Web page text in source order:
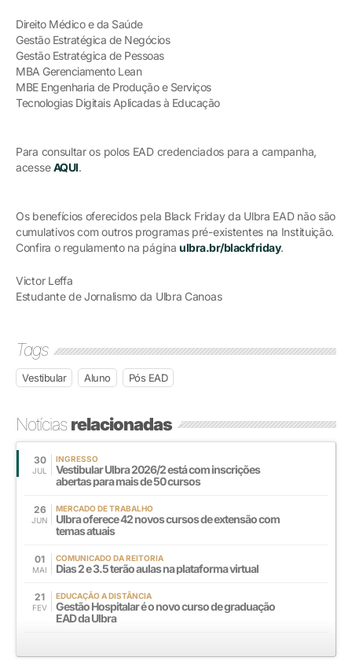
Direito Médico e da Saúde
Gestão Estratégica de Negócios
Gestão Estratégica de Pessoas
MBA Gerenciamento Lean
MBE Engenharia de Produção e Serviços
Tecnologias Digitais Aplicadas à Educação
Para consultar os polos EAD credenciados para a campanha,
acesseAQUI.
Os benefícios oferecidos pela Black Friday da Ulbra EAD não são
cumulativos com outros programas pré-existentes na Instituição.
Confira o regulamento na páginaulbra.br/blackfriday.
Victor Leffa
Estudante de Jornalismo da Ulbra Canoas
Tags
Vestibular Aluno Pós EAD
Notíciasrelacionadas
30
JUL
INGRESSO
Vestibular Ulbra 2026/2 está com inscrições
abertas para mais de 50 cursos
26
JUN
MERCADO DE TRABALHO
Ulbra oferece 42 novos cursos de extensão com
temas atuais
01
MAI
COMUNICADO DA REITORIA
Dias 2 e 3.5 terão aulas na plataforma virtual
21
FEV
EDUCAÇÃO A DISTÂNCIA
Gestão Hospitalar é o novo curso de graduação
EAD da Ulbra